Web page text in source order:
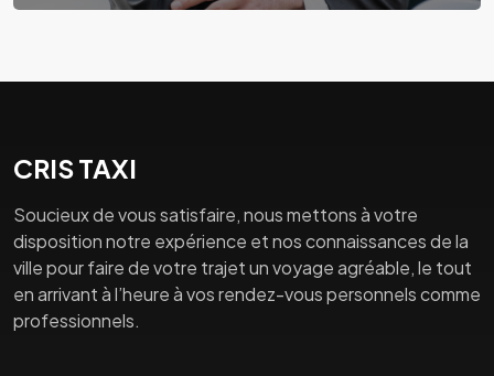
CRIS TAXI
Soucieux de vous satisfaire, nous mettons à votre
disposition notre expérience et nos connaissances de la
ville pour faire de votre trajet un voyage agréable, le tout
en arrivant à l’heure à vos rendez-vous personnels comme
professionnels.